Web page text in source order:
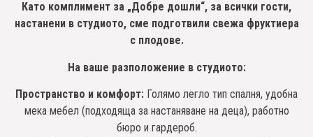
Като комплимент за „Добре дошли“, за всички гости,
настанени в студиото, сме подготвили свежа фруктиера
с плодове.
На ваше разположение в студиото:
Пространство и комфорт: Голямо легло тип спалня, удобна
мека мебел (подходяща за настаняване на деца), работно
бюро и гардероб.